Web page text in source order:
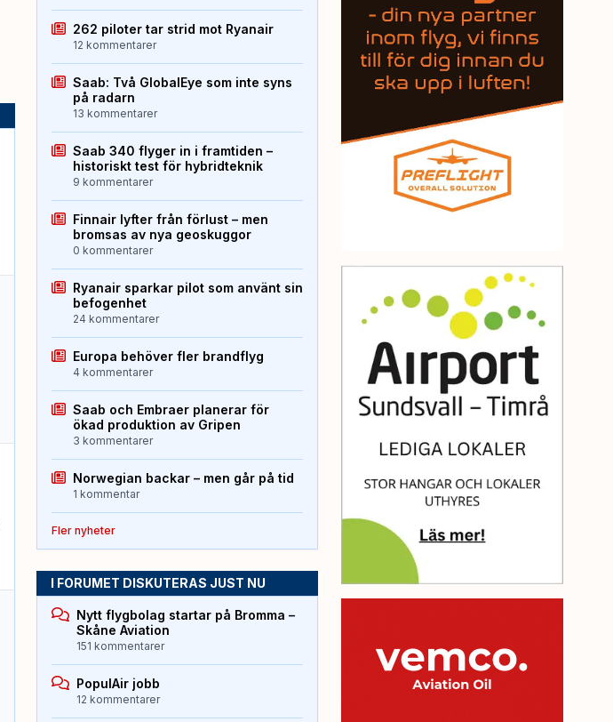
262 piloter tar strid mot Ryanair
12 kommentarer
Saab: Två GlobalEye som inte syns
på radarn
13 kommentarer
Saab 340 flyger in i framtiden –
historiskt test för hybridteknik
9 kommentarer
Finnair lyfter från förlust – men
bromsas av nya geoskuggor
0 kommentarer
Ryanair sparkar pilot som använt sin
befogenhet
24 kommentarer
Europa behöver fler brandflyg
4 kommentarer
Saab och Embraer planerar för
ökad produktion av Gripen
3 kommentarer
Norwegian backar – men går på tid
1 kommentar
Fler nyheter
I FORUMET DISKUTERAS JUST NU
Nytt flygbolag startar på Bromma –
Skåne Aviation
151 kommentarer
PopulAir jobb
12 kommentarer